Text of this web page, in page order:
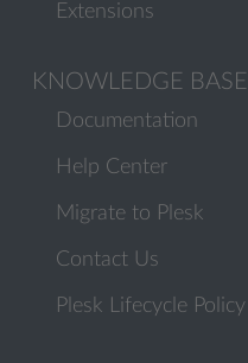
Extensions
KNOWLEDGE BASE
Documentation
Help Center
Migrate to Plesk
Contact Us
Plesk Lifecycle Policy